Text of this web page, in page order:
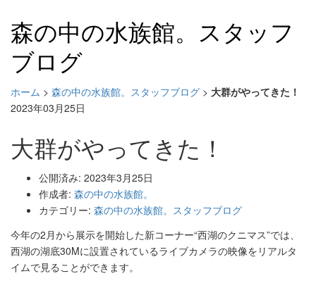
森の中の水族館。スタッフ
ブログ
ホーム > 森の中の水族館。スタッフブログ > 大群がやってきた！
2023年03月25日
大群がやってきた！
公開済み: 2023年3月25日
作成者: 森の中の水族館。
カテゴリー: 森の中の水族館。スタッフブログ
今年の2月から展示を開始した新コーナー“西湖のクニマス”では、
西湖の湖底30Mに設置されているライブカメラの映像をリアルタ
イムで見ることができます。